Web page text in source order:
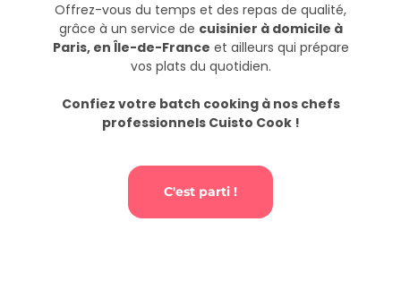
Offrez-vous du temps et des repas de qualité,
grâce à un service de cuisinier à domicile à
Paris, en Île-de-France et ailleurs qui prépare
vos plats du quotidien.
Confiez votre batch cooking à nos chefs
professionnels Cuisto Cook !
C'est parti !